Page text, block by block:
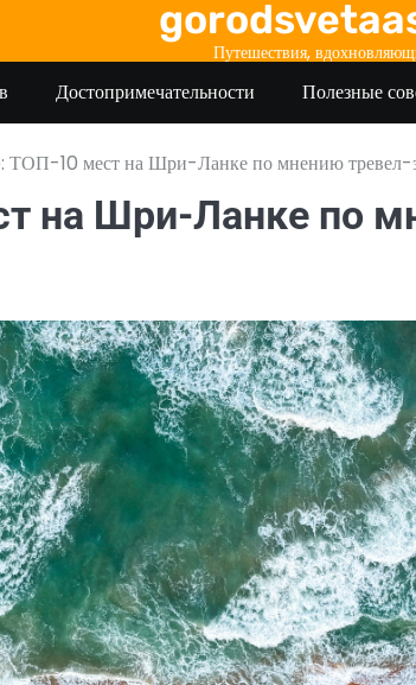
Путешествия,
Достопримечательности Полезные
10 мест на Шри-Ланке по мнению тревел-
на Шри-Ланке по